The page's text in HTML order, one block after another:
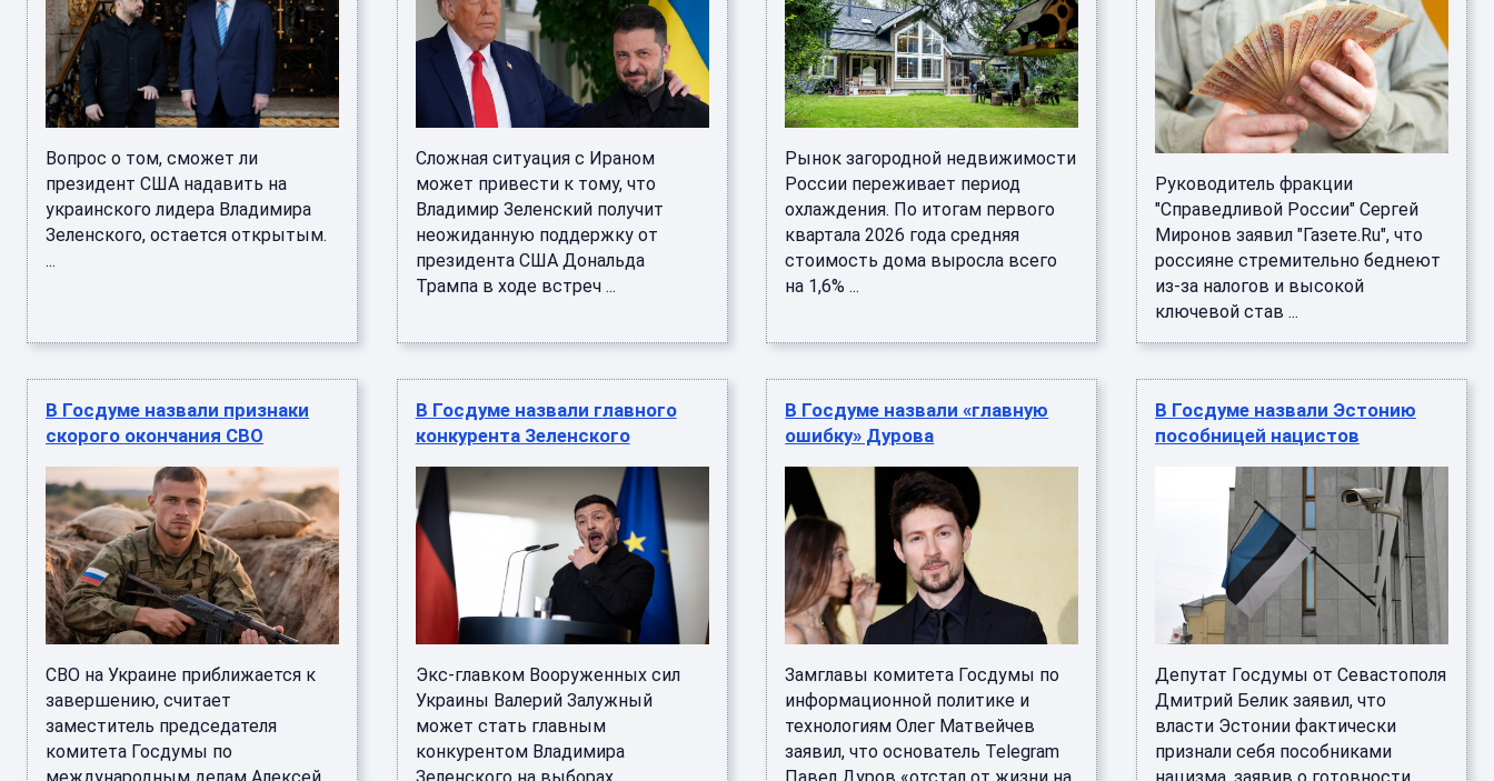
Вопрос о том, сможет ли
президент США надавить на
украинского лидера Владимира
Зеленского, остается открытым.
...
Сложная ситуация с Ираном
может привести к тому, что
Владимир Зеленский получит
неожиданную поддержку от
президента США Дональда
Трампа в ходе встреч ...
Рынок загородной недвижимости
России переживает период
охлаждения. По итогам первого
квартала 2026 года средняя
стоимость дома выросла всего
на 1,6% ...
Руководитель фракции
"Справедливой России" Сергей
Миронов заявил "Газете.Ru", что
россияне стремительно беднеют
из-за налогов и высокой
ключевой став ...
В Госдуме назвали признаки
скорого окончания СВО
СВО на Украине приближается к
завершению, считает
заместитель председателя
комитета Госдумы по
В Госдуме назвали главного
конкурента Зеленского
Экс-главком Вооруженных сил
Украины Валерий Залужный
может стать главным
конкурентом Владимира
В Госдуме назвали «главную
ошибку» Дурова
Замглавы комитета Госдумы по
информационной политике и
технологиям Олег Матвейчев
заявил, что основатель Telegram
В Госдуме назвали Эстонию
пособницей нацистов
Депутат Госдумы от Севастополя
Дмитрий Белик заявил, что
власти Эстонии фактически
признали себя пособниками